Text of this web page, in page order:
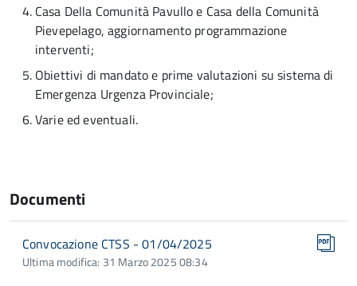
Casa Della Comunità Pavullo e Casa della Comunità
Pievepelago, aggiornamento programmazione
interventi;
Obiettivi di mandato e prime valutazioni su sistema di
Emergenza Urgenza Provinciale;
Varie ed eventuali.
Documenti
Convocazione CTSS - 01/04/2025
Ultima modifica: 31 Marzo 2025 08:34